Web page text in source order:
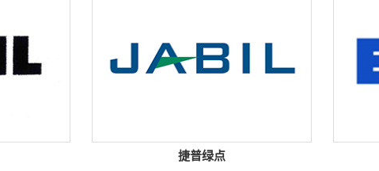
捷普绿点